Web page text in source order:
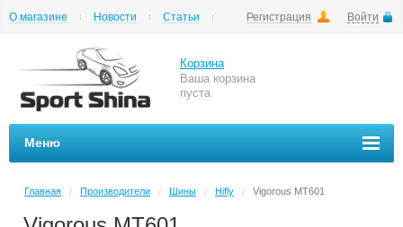
Регистрация Войти
О магазине Новости
Статьи
Корзина
Ваша корзина
пуста
Меню
Главная / Производители / Шины / Hifly / Vigorous MT601